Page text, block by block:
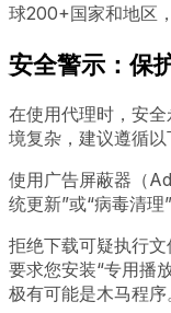
球200+国家和地区
安全警示：保
在使用代理时，安
境复杂，建议遵循以
使用广告屏蔽器（
统更新”或“病毒清理”
拒绝下载可疑执行
要求您安装“专用播
极有可能是木马程序